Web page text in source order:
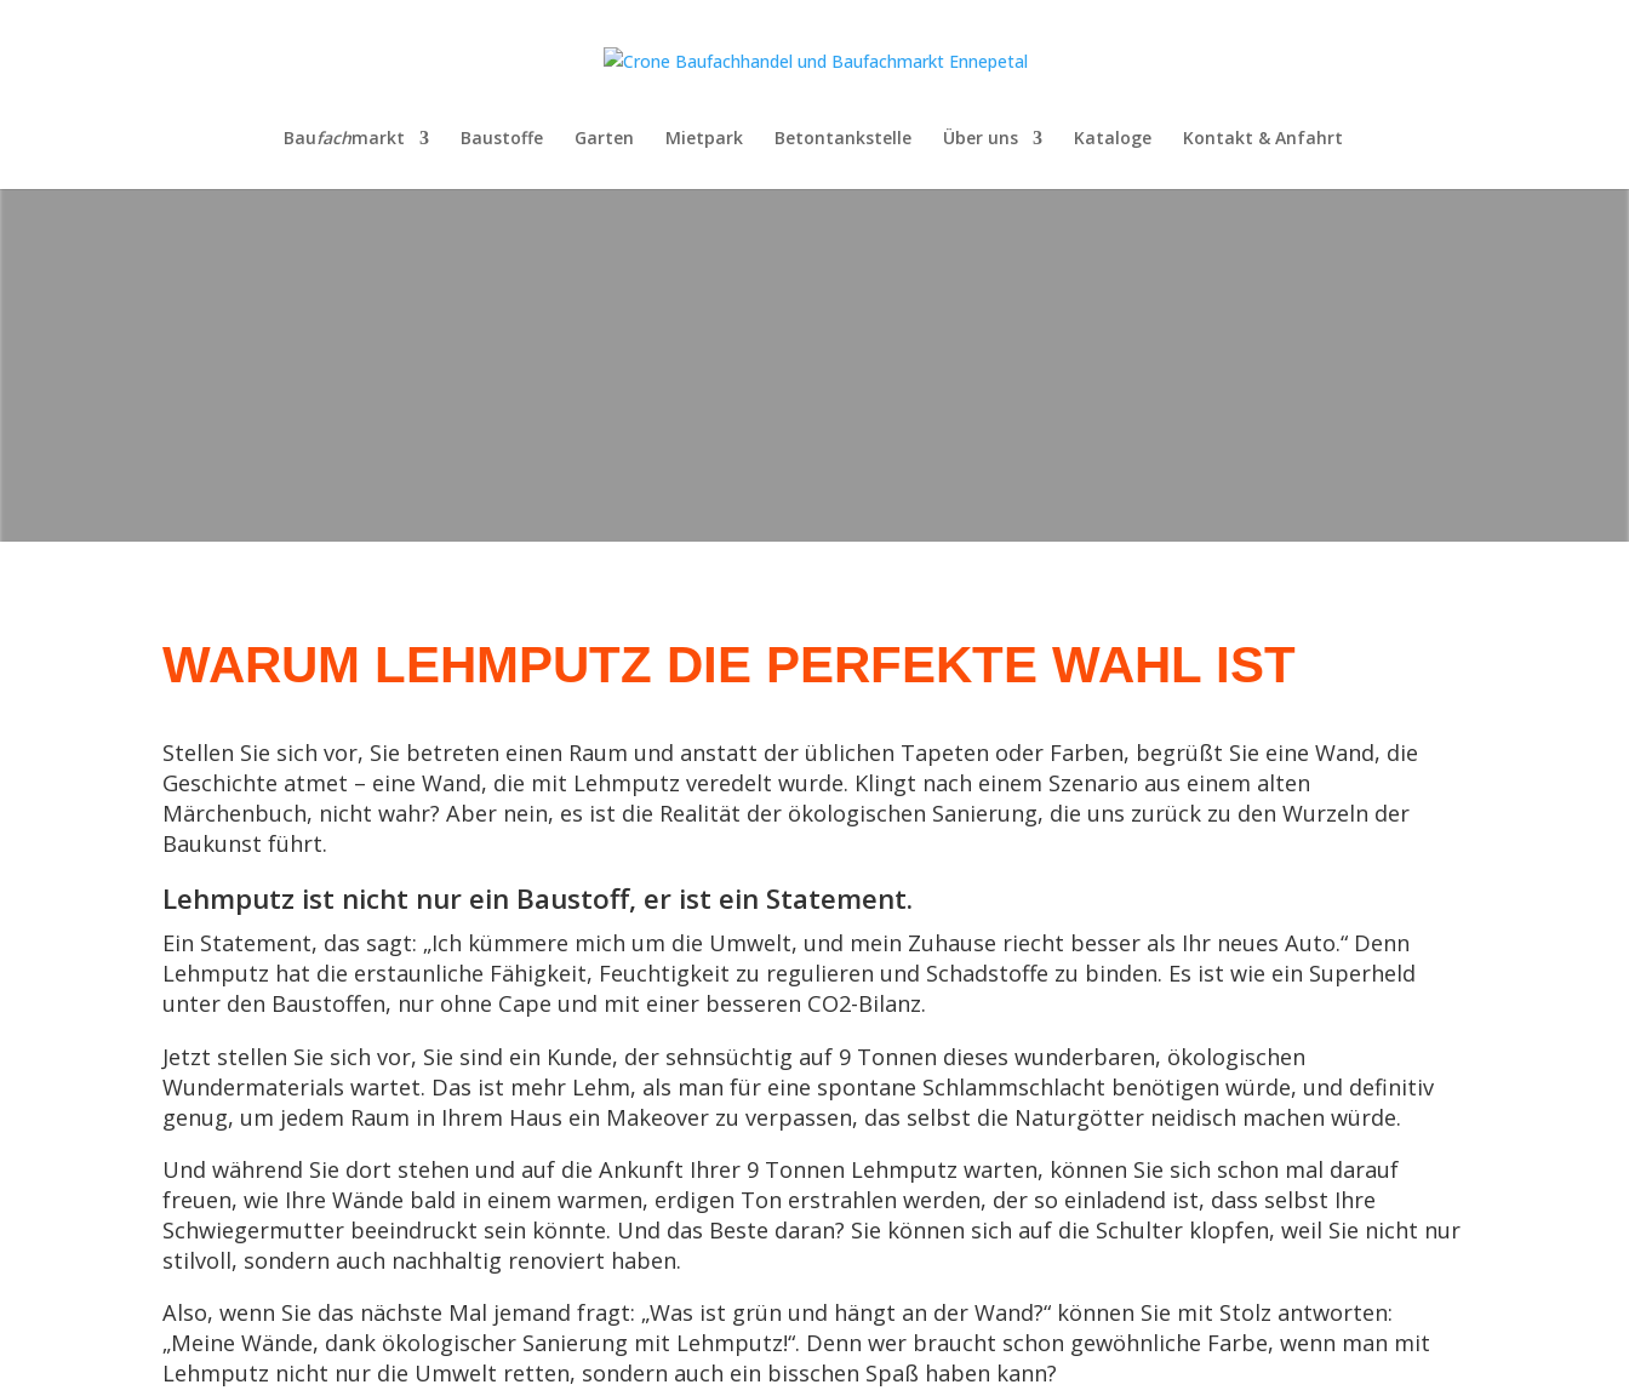
Baufachmarkt Baustoffe Garten Mietpark Betontankstelle Über uns Kataloge Kontakt & Anfahrt
WARUM LEHMPUTZ DIE PERFEKTE WAHL IST
Stellen Sie sich vor, Sie betreten einen Raum und anstatt der üblichen Tapeten oder Farben, begrüßt Sie eine Wand, die
Geschichte atmet – eine Wand, die mit Lehmputz veredelt wurde. Klingt nach einem Szenario aus einem alten
Märchenbuch, nicht wahr? Aber nein, es ist die Realität der ökologischen Sanierung, die uns zurück zu den Wurzeln der
Baukunst führt.
Lehmputz ist nicht nur ein Baustoff, er ist ein Statement.
Ein Statement, das sagt: „Ich kümmere mich um die Umwelt, und mein Zuhause riecht besser als Ihr neues Auto.“ Denn
Lehmputz hat die erstaunliche Fähigkeit, Feuchtigkeit zu regulieren und Schadstoffe zu binden. Es ist wie ein Superheld
unter den Baustoffen, nur ohne Cape und mit einer besseren CO2-Bilanz.
Jetzt stellen Sie sich vor, Sie sind ein Kunde, der sehnsüchtig auf 9 Tonnen dieses wunderbaren, ökologischen
Wundermaterials wartet. Das ist mehr Lehm, als man für eine spontane Schlammschlacht benötigen würde, und definitiv
genug, um jedem Raum in Ihrem Haus ein Makeover zu verpassen, das selbst die Naturgötter neidisch machen würde.
Und während Sie dort stehen und auf die Ankunft Ihrer 9 Tonnen Lehmputz warten, können Sie sich schon mal darauf
freuen, wie Ihre Wände bald in einem warmen, erdigen Ton erstrahlen werden, der so einladend ist, dass selbst Ihre
Schwiegermutter beeindruckt sein könnte. Und das Beste daran? Sie können sich auf die Schulter klopfen, weil Sie nicht nur
stilvoll, sondern auch nachhaltig renoviert haben.
Also, wenn Sie das nächste Mal jemand fragt: „Was ist grün und hängt an der Wand?“ können Sie mit Stolz antworten:
„Meine Wände, dank ökologischer Sanierung mit Lehmputz!“. Denn wer braucht schon gewöhnliche Farbe, wenn man mit
Lehmputz nicht nur die Umwelt retten, sondern auch ein bisschen Spaß haben kann?